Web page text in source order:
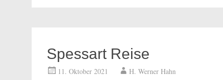
Spessart Reise
11. Oktober 2021 H. Werner Hahn